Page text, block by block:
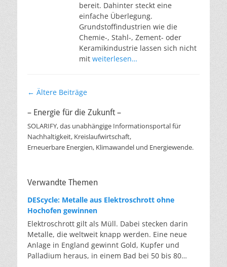
bereit. Dahinter steckt eine
einfache Überlegung.
Grundstoffindustrien wie die
Chemie-, Stahl-, Zement- oder
Keramikindustrie lassen sich nicht
mit weiterlesen…
Beitragsnavigation
← Ältere Beiträge
– Energie für die Zukunft –
SOLARIFY, das unabhängige Informationsportal für
Nachhaltigkeit, Kreislaufwirtschaft,
Erneuerbare Energien, Klimawandel und Energiewende.
Verwandte Themen
DEScycle: Metalle aus Elektroschrott ohne
Hochofen gewinnen
Elektroschrott gilt als Müll. Dabei stecken darin
Metalle, die weltweit knapp werden. Eine neue
Anlage in England gewinnt Gold, Kupfer und
Palladium heraus, in einem Bad bei 50 bis 80